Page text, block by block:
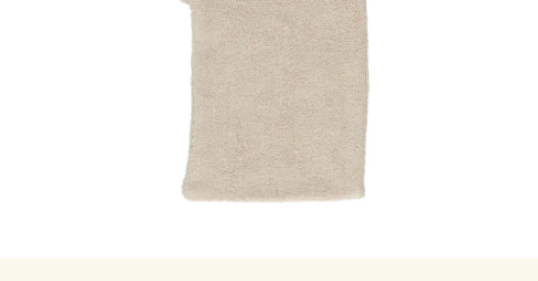
Goede kwaliteit